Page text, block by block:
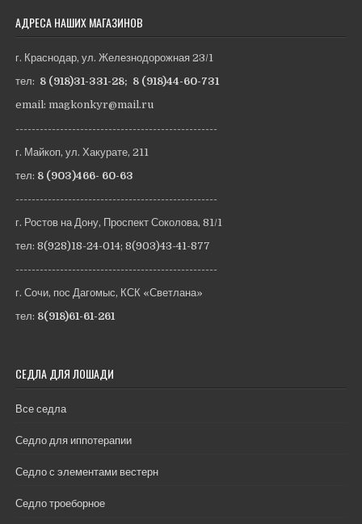
АДРЕСА НАШИХ МАГАЗИНОВ
г. Краснодар, ул. Железнодорожная 23/1
тел: 8 (918)31-331-28; 8 (918)44-60-731
email: magkonkyr@mail.ru
--------------------------------------------------
г. Майкоп, ул. Хакурате, 211
тел: 8 (903)466- 60-63
--------------------------------------------------
г. Ростов на Дону, Проспект Соколова, 81/1
тел:8(928)18-24-014;8(903)43-41-877
--------------------------------------------------
г. Сочи, пос Дагомыс, КСК «Светлана»
тел: 8(918)61-61-261
СЕДЛА ДЛЯ ЛОШАДИ
Все седла
Седло для иппотерапии
Седло с элементами вестерн
Седло троеборное